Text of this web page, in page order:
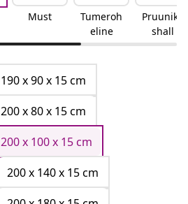
Must
Tumeroh
eline
Pruunika
shall
190 x 90 x 15 cm
200 x 80 x 15 cm
200 x 100 x 15 cm
200 x 140 x 15 cm